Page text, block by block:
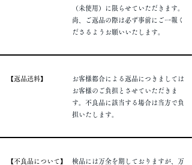
（未使用）に限らせていただきます。
​尚、ご返品の際は必ず事前にご一報く
ださるようお願いいたします。
​【返品送料】
お客様都合による返品につきましては
お客様のご負担とさせていただきま
す。不良品に該当する場合は当方で負
担いたします。
​【不良品について】
​検品には万全を期しておりますが、万